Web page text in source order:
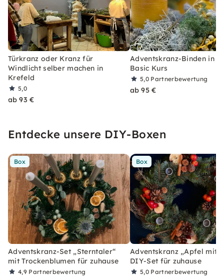
Türkranz oder Kranz für
Windlicht selber machen in
Krefeld
5,0
ab 93 €
Adventskranz-Binden in
Basic Kurs
5,0 Partnerbewertung
ab 95 €
Entdecke unsere DIY-Boxen
Box
Adventskranz-Set „Sterntaler“
mit Trockenblumen für zuhause
4,9 Partnerbewertung
Box
Adventskranz „Apfel mit
DIY-Set für zuhause
5,0 Partnerbewertung